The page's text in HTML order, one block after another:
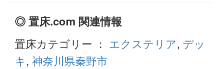
◎ 置床.com 関連情報
置床カテゴリー ： エクステリア, デッ
キ, 神奈川県秦野市